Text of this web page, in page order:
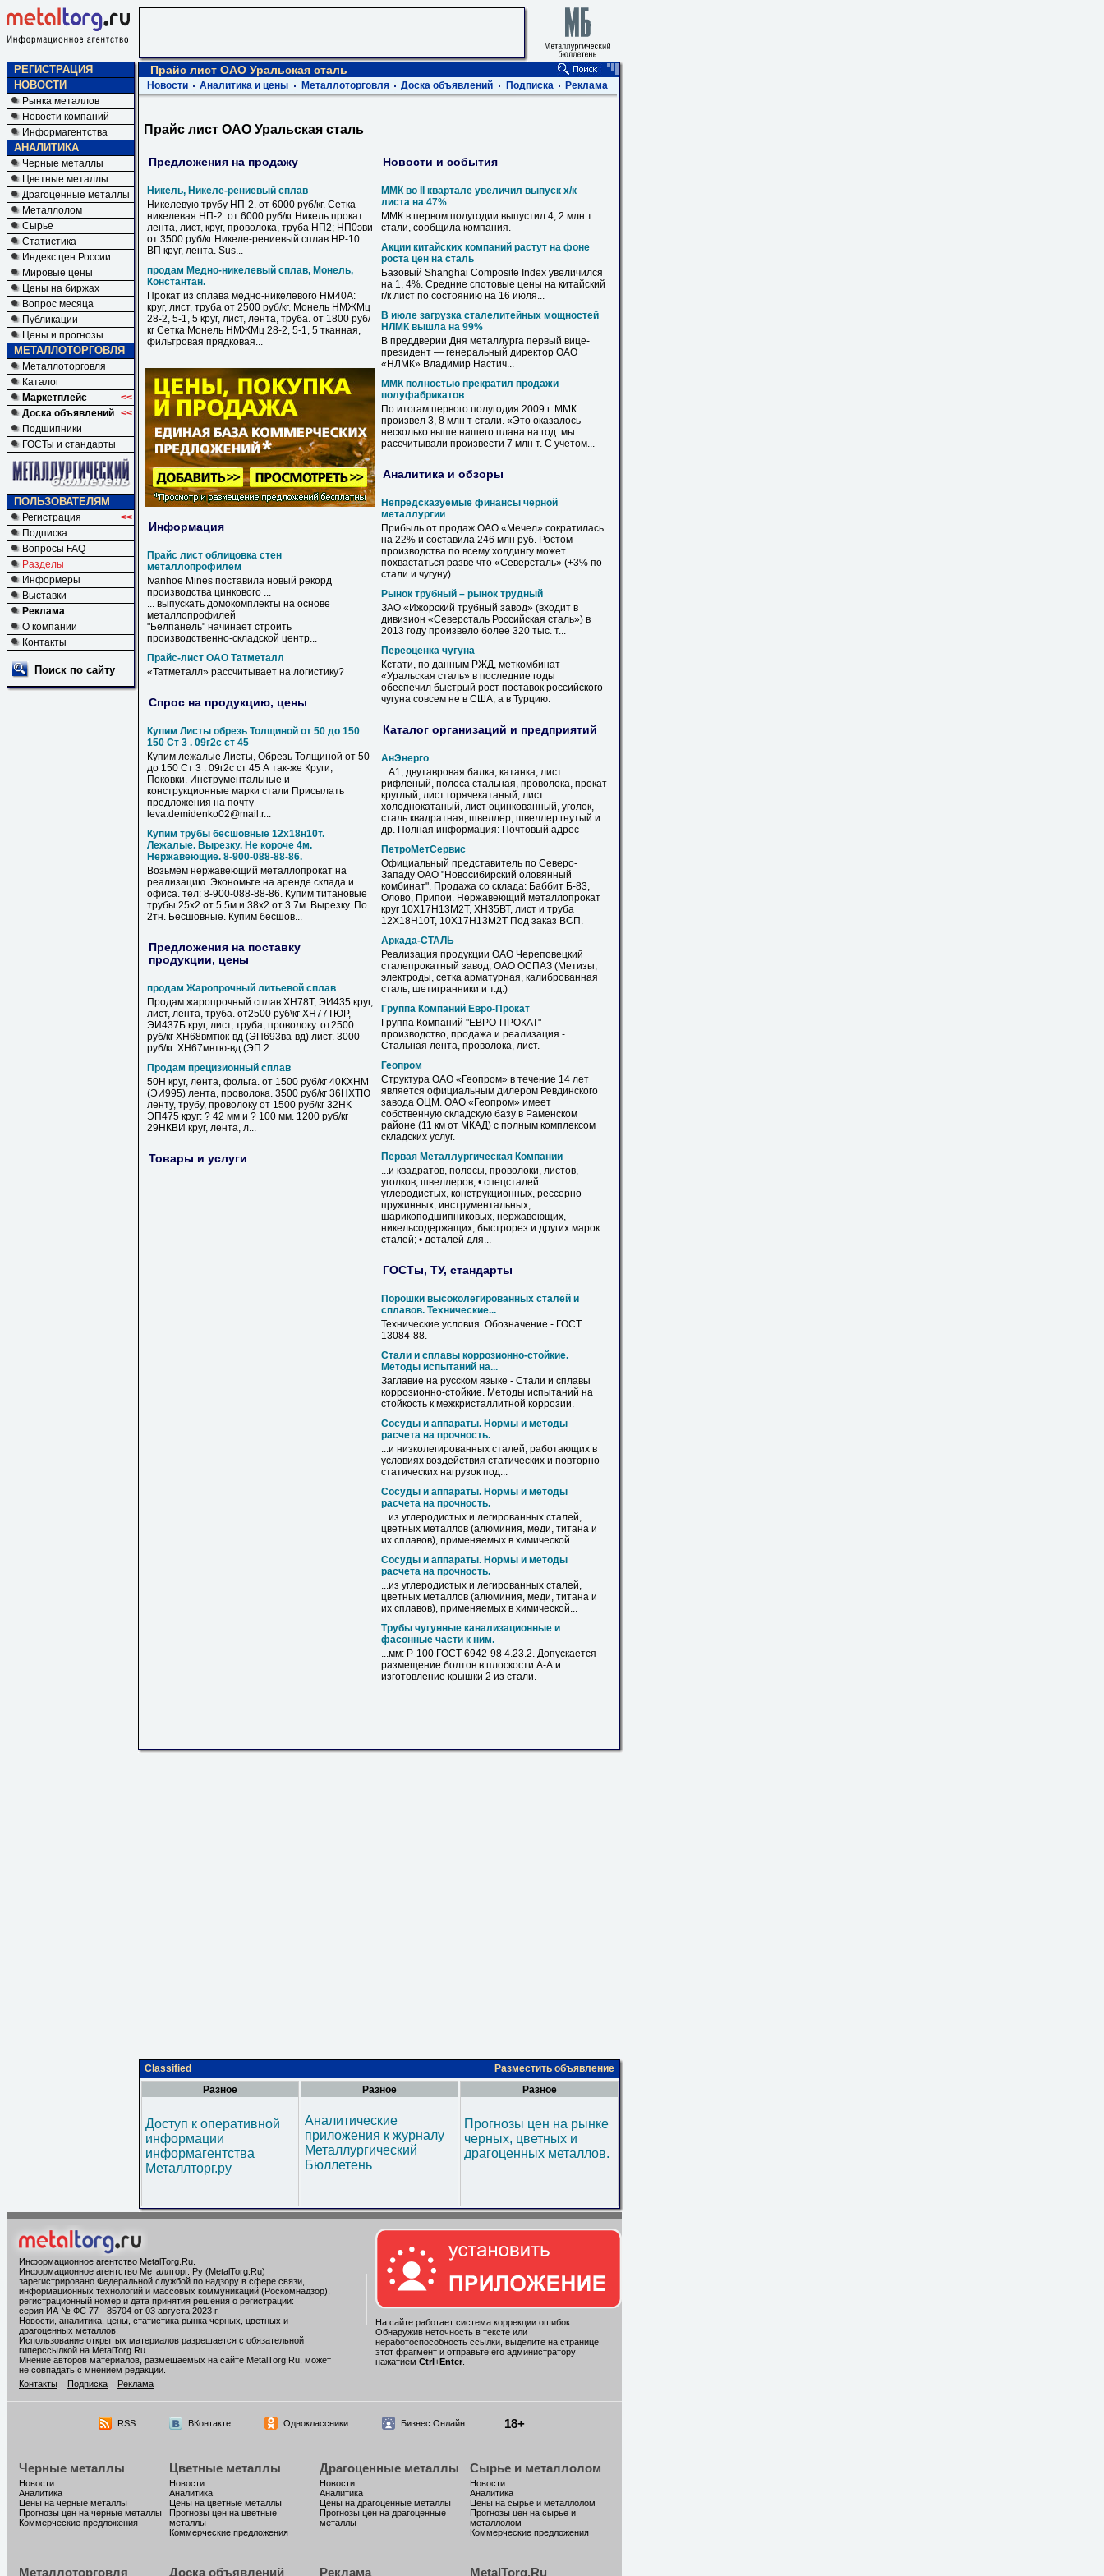
РЕГИСТРАЦИЯ
НОВОСТИ
Рынка металлов
Новости компаний
Информагентства
АНАЛИТИКА
Черные металлы
Цветные металлы
Драгоценные металлы
Металлолом
Сырье
Статистика
Индекс цен России
Мировые цены
Цены на биржах
Вопрос месяца
Публикации
Цены и прогнозы
МЕТАЛЛОТОРГОВЛЯ
Металлоторговля
Каталог
Маркетплейс
<<
Доска объявлений <<
Подшипники
ГОСТы и стандарты
ПОЛЬЗОВАТЕЛЯМ
Регистрация
<<
Подписка
Вопросы FAQ
Разделы
Информеры
Выставки
Реклама
О компании
Контакты
Поиск по сайту
Прайс лист ОАО Уральская сталь
Новости Аналитика и цены Металлоторговля Доска объявлений Подписка Реклама
Прайс лист ОАО Уральская сталь
Предложения на продажу
Никель, Никеле-рениевый сплав
Никелевую трубу НП-2. от 6000 руб/кг. Сетка
никелевая НП-2. от 6000 руб/кг Никель прокат
лента, лист, круг, проволока, труба НП2; НП0эви
от 3500 руб/кг Никеле-рениевый сплав НР-10
ВП круг, лента. Sus...
продам Медно-никелевый сплав, Монель,
Константан.
Прокат из сплава медно-никелевого НМ40А:
круг, лист, труба от 2500 руб/кг. Монель НМЖМц
28-2, 5-1, 5 круг, лист, лента, труба. от 1800 руб/
кг Сетка Монель НМЖМц 28-2, 5-1, 5 тканная,
фильтровая прядковая...
Информация
Прайс лист облицовка стен
металлопрофилем
Ivanhoe Mines поставила новый рекорд
производства цинкового ...
... выпускать домокомплекты на основе
металлопрофилей
"Белпанель" начинает строить
производственно-складской центр...
Прайс-лист ОАО Татметалл
«Татметалл» рассчитывает на логистику?
Спрос на продукцию, цены
Купим Листы обрезь Толщиной от 50 до 150
150 Ст 3 . 09г2с ст 45
Купим лежалые Листы, Обрезь Толщиной от 50
до 150 Ст 3 . 09г2с ст 45 А так-же Круги,
Поковки. Инструментальные и
конструкционные марки стали Присылать
предложения на почту
leva.demidenko02@mail.r...
Купим трубы бесшовные 12х18н10т.
Лежалые. Вырезку. Не короче 4м.
Нержавеющие. 8-900-088-88-86.
Возьмём нержавеющий металлопрокат на
реализацию. Экономьте на аренде склада и
офиса. тел: 8-900-088-88-86. Купим титановые
трубы 25х2 от 5.5м и 38х2 от 3.7м. Вырезку. По
2тн. Бесшовные. Купим бесшов...
Предложения на поставку
продукции, цены
продам Жаропрочный литьевой сплав
Продам жаропрочный сплав ХН78Т, ЭИ435 круг,
лист, лента, труба. от2500 руб\кг ХН77ТЮР,
ЭИ437Б круг, лист, труба, проволоку. от2500
руб/кг ХН68вмтюк-вд (ЭП693ва-вд) лист. 3000
руб/кг. ХН67мвтю-вд (ЭП 2...
Продам прецизионный сплав
50Н круг, лента, фольга. от 1500 руб/кг 40КХНМ
(ЭИ995) лента, проволока. 3500 руб/кг 36НХТЮ
ленту, трубу, проволоку от 1500 руб/кг 32НК
ЭП475 круг: ? 42 мм и ? 100 мм. 1200 руб/кг
29НКВИ круг, лента, л...
Товары и услуги
Новости и события
ММК во II квартале увеличил выпуск х/к
листа на 47%
ММК в первом полугодии выпустил 4, 2 млн т
стали, сообщила компания.
Акции китайских компаний растут на фоне
роста цен на сталь
Базовый Shanghai Composite Index увеличился
на 1, 4%. Средние спотовые цены на китайский
г/к лист по состоянию на 16 июля...
В июле загрузка сталелитейных мощностей
НЛМК вышла на 99%
В преддверии Дня металлурга первый вице-
президент — генеральный директор ОАО
«НЛМК» Владимир Настич...
ММК полностью прекратил продажи
полуфабрикатов
По итогам первого полугодия 2009 г. ММК
произвел 3, 8 млн т стали. «Это оказалось
несколько выше нашего плана на год: мы
рассчитывали произвести 7 млн т. С учетом...
Аналитика и обзоры
Непредсказуемые финансы черной
металлургии
Прибыль от продаж ОАО «Мечел» сократилась
на 22% и составила 246 млн руб. Ростом
производства по всему холдингу может
похвастаться разве что «Северсталь» (+3% по
стали и чугуну).
Рынок трубный – рынок трудный
ЗАО «Ижорский трубный завод» (входит в
дивизион «Северсталь Российская сталь») в
2013 году произвело более 320 тыс. т...
Переоценка чугуна
Кстати, по данным РЖД, меткомбинат
«Уральская сталь» в последние годы
обеспечил быстрый рост поставок российского
чугуна совсем не в США, а в Турцию.
Каталог организаций и предприятий
АнЭнерго
...А1, двутавровая балка, катанка, лист
рифленый, полоса стальная, проволока, прокат
круглый, лист горячекатаный, лист
холоднокатаный, лист оцинкованный, уголок,
сталь квадратная, швеллер, швеллер гнутый и
др. Полная информация: Почтовый адрес
ПетроМетСервис
Официальный представитель по Северо-
Западу ОАО "Новосибирский оловянный
комбинат". Продажа со склада: Баббит Б-83,
Олово, Припои. Нержавеющий металлопрокат
круг 10Х17Н13М2Т, ХН35ВТ, лист и труба
12Х18Н10Т, 10Х17Н13М2Т Под заказ ВСП.
Аркада-СТАЛЬ
Реализация продукции ОАО Череповецкий
сталепрокатный завод, ОАО ОСПАЗ (Метизы,
электроды, сетка арматурная, калиброванная
сталь, шетигранники и т.д.)
Группа Компаний Евро-Прокат
Группа Компаний "ЕВРО-ПРОКАТ" -
производство, продажа и реализация -
Cтальная лента, проволока, лист.
Геопром
Структура ОАО «Геопром» в течение 14 лет
является официальным дилером Ревдинского
завода ОЦМ. ОАО «Геопром» имеет
собственную складскую базу в Раменском
районе (11 км от МКАД) с полным комплексом
складских услуг.
Первая Металлургическая Компании
...и квадратов, полосы, проволоки, листов,
уголков, швеллеров; • спецсталей:
углеродистых, конструкционных, рессорно-
пружинных, инструментальных,
шарикоподшипниковых, нержавеющих,
никельсодержащих, быстрорез и других марок
сталей; • деталей для...
ГОСТы, ТУ, стандарты
Порошки высоколегированных сталей и
сплавов. Технические...
Технические условия. Обозначение - ГОСТ
13084-88.
Стали и сплавы коррозионно-стойкие.
Методы испытаний на...
Заглавие на русском языке - Стали и сплавы
коррозионно-стойкие. Методы испытаний на
стойкость к межкристаллитной коррозии.
Сосуды и аппараты. Нормы и методы
расчета на прочность.
...и низколегированных сталей, работающих в
условиях воздействия статических и повторно-
статических нагрузок под...
Сосуды и аппараты. Нормы и методы
расчета на прочность.
...из углеродистых и легированных сталей,
цветных металлов (алюминия, меди, титана и
их сплавов), применяемых в химической...
Сосуды и аппараты. Нормы и методы
расчета на прочность.
...из углеродистых и легированных сталей,
цветных металлов (алюминия, меди, титана и
их сплавов), применяемых в химической...
Трубы чугунные канализационные и
фасонные части к ним.
...мм: Р-100 ГОСТ 6942-98 4.23.2. Допускается
размещение болтов в плоскости А-А и
изготовление крышки 2 из стали.
Classified
Разместить объявление
Разное
Доступ к оперативной
информации
информагентства
Металлторг.ру
Разное
Аналитические
приложения к журналу
Металлургический
Бюллетень
Разное
Прогнозы цен на рынке
черных, цветных и
драгоценных металлов.
Информационное агентство MetalTorg.Ru
Информационное агентство Металлторг. Ру (MetalTorg.Ru)
зарегистрировано Федеральной службой по надзору в сфере связи,
информационных технологий и массовых коммуникаций (Роскомнадзор),
регистрационный номер и дата принятия решения о регистрации:
серия ИА № ФС 77 - 85704 от 03 августа 2023 г.
Новости, аналитика, цены, статистика рынка черных, цветных и
драгоценных металлов.
Использование открытых материалов разрешается с обязательной
гиперссылкой на MetalTorg.Ru
Мнение авторов материалов, размещаемых на сайте MetalTorg.Ru, может
не совпадать с мнением редакции.
Контакты
Подписка Реклама
На сайте работает система коррекции ошибок.
Обнаружив неточность в тексте или
неработоспособность ссылки, выделите на странице
этот фрагмент и отправьте его администратору
нажатием Ctrl +Enter.
RSS ВКонтакте Одноклассники Бизнес Онлайн 18+
Черные металлы
Новости
Аналитика
Цены на черные металлы
Прогнозы цен на черные металлы
Коммерческие предложения
Цветные металлы
Новости
Аналитика
Цены на цветные металлы
Прогнозы цен на цветные
металлы
Коммерческие предложения
Драгоценные металлы
Новости
Аналитика
Цены на драгоценные металлы
Прогнозы цен на драгоценные
металлы
Сырье и металлолом
Новости
Аналитика
Цены на сырье и металлолом
Прогнозы цен на сырье и
металлолом
Коммерческие предложения
Металлоторговля Доска объявлений Реклама MetalTorg.Ru